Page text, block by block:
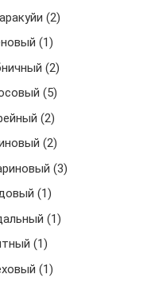
(2)
(1)
(2)
(5)
(2)
(2)
(3)
(1)
(1)
(1)
(1)